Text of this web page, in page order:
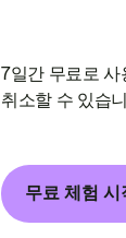
7일간 무료로 사
취소할 수 있습
무료 체험 시